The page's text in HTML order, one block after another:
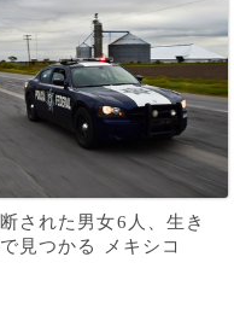
された男女6人、生き
見つかる メキシコ